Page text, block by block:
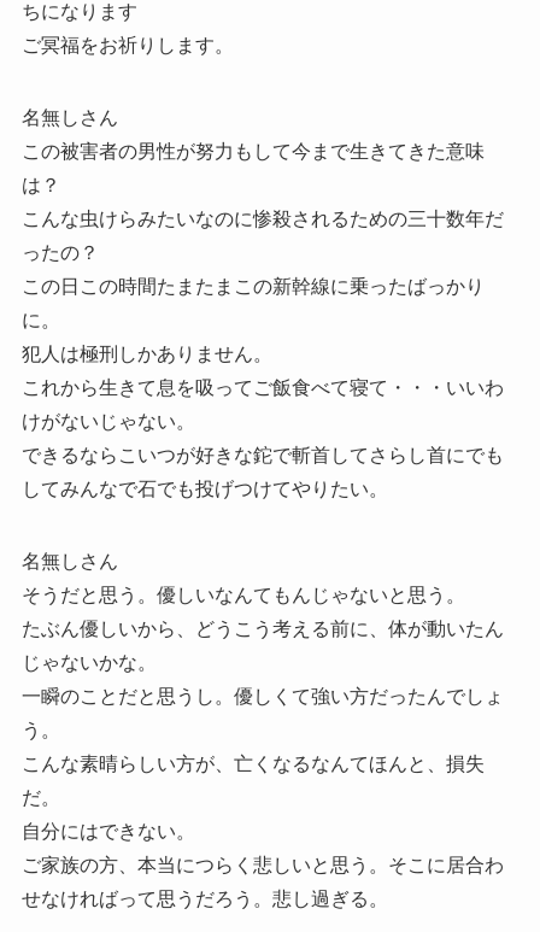
ちになります
ご冥福をお祈りします。
名無しさん
この被害者の男性が努力もして今まで生きてきた意味
は？
こんな虫けらみたいなのに惨殺されるための三十数年だ
ったの？
この日この時間たまたまこの新幹線に乗ったばっかり
に。
犯人は極刑しかありません。
これから生きて息を吸ってご飯食べて寝て・・・いいわ
けがないじゃない。
できるならこいつが好きな鉈で斬首してさらし首にでも
してみんなで石でも投げつけてやりたい。
名無しさん
そうだと思う。優しいなんてもんじゃないと思う。
たぶん優しいから、どうこう考える前に、体が動いたん
じゃないかな。
一瞬のことだと思うし。優しくて強い方だったんでしょ
う。
こんな素晴らしい方が、亡くなるなんてほんと、損失
だ。
自分にはできない。
ご家族の方、本当につらく悲しいと思う。そこに居合わ
せなければって思うだろう。悲し過ぎる。